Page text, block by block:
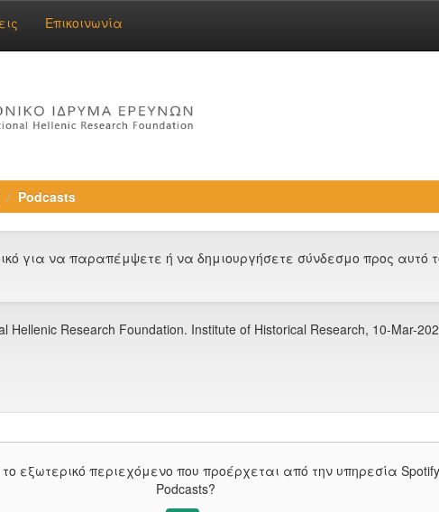
Επικοινωνία
Podcasts
για να παραπέμψετε ή να δημιουργήσετε σύνδεσμο προς αυτό
Research Foundation. Institute of Historical Research, 10-Mar-
εξωτερικό περιεχόμενο που προέρχεται από την υπηρεσία
Podcasts?